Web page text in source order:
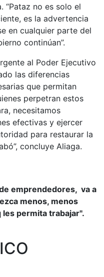
“Pataz no es solo el
es la advertencia
en cualquier parte del
continúan”.
al Poder Ejecutivo
las diferencias
que permitan
perpetran estos
necesitamos
efectivas y ejercer
para restaurar la
concluye Aliaga.
emprendedores, va a
menos, menos
permita trabajar".